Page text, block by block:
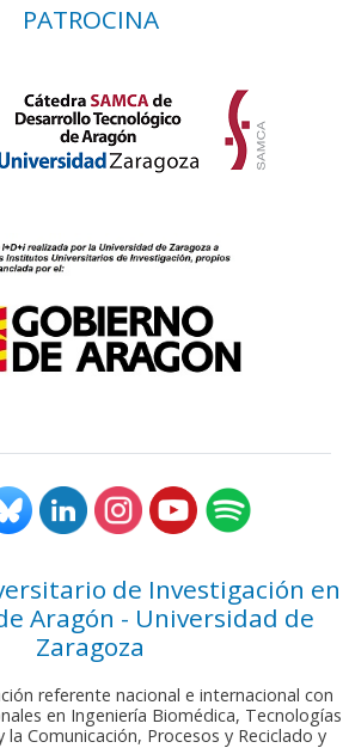
PATROCINA
de Investigación en
Aragón - Universidad de
Zaragoza
referente nacional e internacional con
en Ingeniería Biomédica, Tecnologías
Comunicación, Procesos y Reciclado y